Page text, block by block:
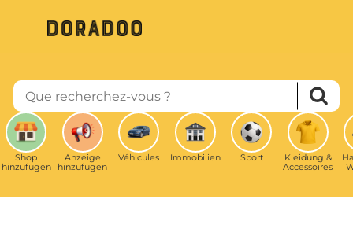
contenu
Shop
hinzufügen
Anzeige
hinzufügen
Véhicules Immobilien Sport
Kleidung &
Accessoires